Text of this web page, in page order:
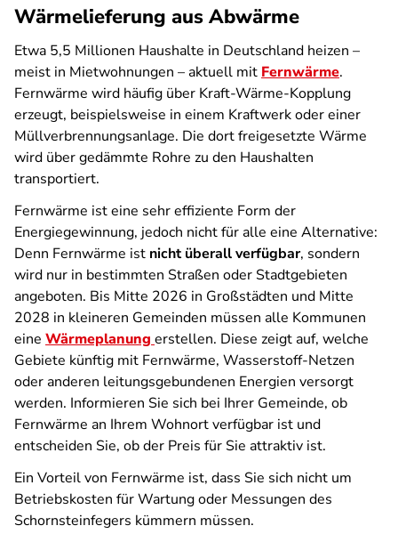
Wärmelieferung aus Abwärme
Etwa 5,5 Millionen Haushalte in Deutschland heizen –
meist in Mietwohnungen – aktuell mit Fernwärme.
Fernwärme wird häufig über Kraft-Wärme-Kopplung
erzeugt, beispielsweise in einem Kraftwerk oder einer
Müllverbrennungsanlage. Die dort freigesetzte Wärme
wird über gedämmte Rohre zu den Haushalten
transportiert.
Fernwärme ist eine sehr effiziente Form der
Energiegewinnung, jedoch nicht für alle eine Alternative:
Denn Fernwärme ist nicht überall verfügbar, sondern
wird nur in bestimmten Straßen oder Stadtgebieten
angeboten. Bis Mitte 2026 in Großstädten und Mitte
2028 in kleineren Gemeinden müssen alle Kommunen
eine Wärmeplanung erstellen. Diese zeigt auf, welche
Gebiete künftig mit Fernwärme, Wasserstoff-Netzen
oder anderen leitungsgebundenen Energien versorgt
werden. Informieren Sie sich bei Ihrer Gemeinde, ob
Fernwärme an Ihrem Wohnort verfügbar ist und
entscheiden Sie, ob der Preis für Sie attraktiv ist.
Ein Vorteil von Fernwärme ist, dass Sie sich nicht um
Betriebskosten für Wartung oder Messungen des
Schornsteinfegers kümmern müssen.